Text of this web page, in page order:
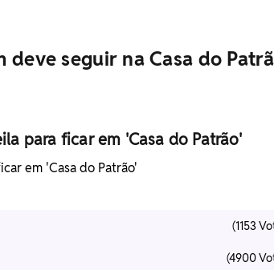
seguir na Casa do
para ficar em 'Casa do Patrão'
em 'Casa do Patrão'
(1153
(4900